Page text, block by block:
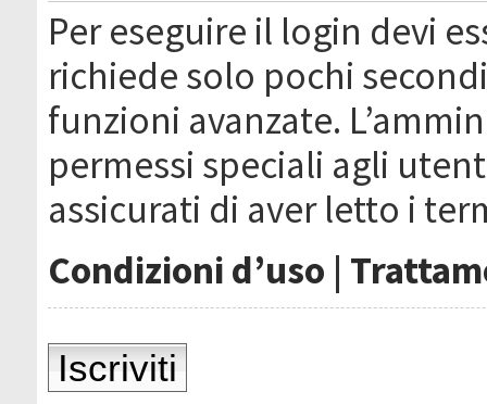
Per eseguire il login devi
richiede solo pochi
funzioni avanzate.
permessi speciali agli
assicurati di aver letto i
Condizioni d’uso |
Iscriviti